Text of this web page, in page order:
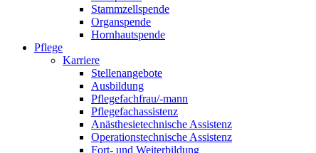
Stammzellspende
Organspende
Hornhautspende
Pflege
Karriere
Stellenangebote
Ausbildung
Pflegefachfrau/-mann
Pflegefachassistenz
Anästhesietechnische Assistenz
Operationstechnische Assistenz
Fort- und Weiterbildung